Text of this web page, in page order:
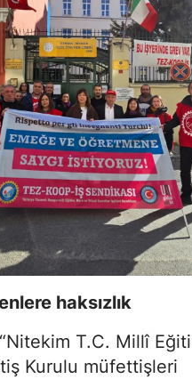
haksızlık
T.C. Millî
Kurulu müfettişleri